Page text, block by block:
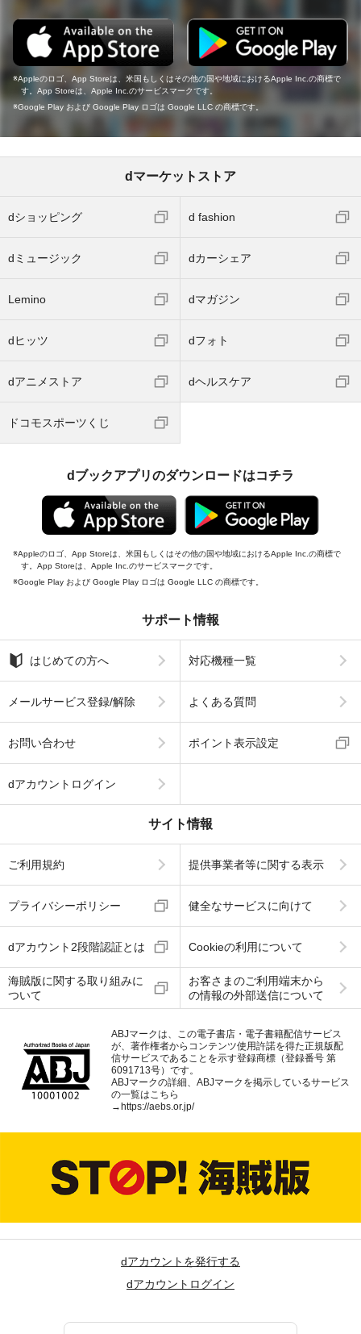
Appleのロゴ、App Storeは、米国もしくはその他の国や地域におけるApple Inc.の商標で
す。App Storeは、Apple Inc.のサービスマークです。
Google Play および Google Play ロゴは Google LLC の商標です。
dマーケットストア
dショッピング d fashion
dミュージック dカーシェア
Lemino dマガジン
dヒッツ dフォト
dアニメストア dヘルスケア
ドコモスポーツくじ
dブックアプリのダウンロードはコチラ
Appleのロゴ、App Storeは、米国もしくはその他の国や地域におけるApple Inc.の商標で
す。App Storeは、Apple Inc.のサービスマークです。
Google Play および Google Play ロゴは Google LLC の商標です。
サポート情報
はじめての方へ 対応機種一覧
メールサービス登録/解除 よくある質問
お問い合わせ ポイント表示設定
dアカウントログイン
サイト情報
ご利用規約 提供事業者等に関する表示
プライバシーポリシー 健全なサービスに向けて
dアカウント2段階認証とは Cookieの利用について
海賊版に関する取り組みに
ついて
お客さまのご利用端末から
の情報の外部送信について
ABJマークは、この電子書店・電子書籍配信サービス
が、著作権者からコンテンツ使用許諾を得た正規版配
信サービスであることを示す登録商標（登録番号 第
6091713号）です。
ABJマークの詳細、ABJマークを掲示しているサービス
の一覧はこちら
→ https://aebs.or.jp/
dアカウントを発行する
dアカウントログイン